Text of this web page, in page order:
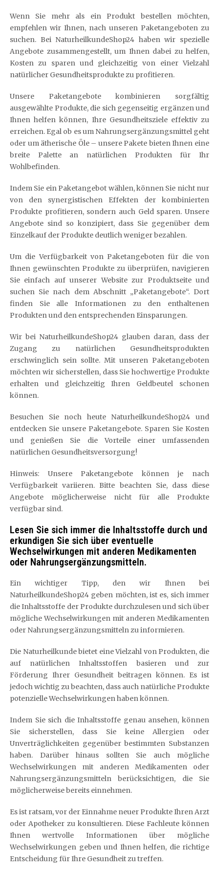
Wenn Sie mehr als ein Produkt bestellen möchten,
empfehlen wir Ihnen, nach unseren Paketangeboten zu
suchen. Bei NaturheilkundeShop24 haben wir spezielle
Angebote zusammengestellt, um Ihnen dabei zu helfen,
Kosten zu sparen und gleichzeitig von einer Vielzahl
natürlicher Gesundheitsprodukte zu profitieren.
Unsere Paketangebote kombinieren sorgfältig
ausgewählte Produkte, die sich gegenseitig ergänzen und
Ihnen helfen können, Ihre Gesundheitsziele effektiv zu
erreichen. Egal ob es um Nahrungsergänzungsmittel geht
oder um ätherische Öle – unsere Pakete bieten Ihnen eine
breite Palette an natürlichen Produkten für Ihr
Wohlbefinden.
Indem Sie ein Paketangebot wählen, können Sie nicht nur
von den synergistischen Effekten der kombinierten
Produkte profitieren, sondern auch Geld sparen. Unsere
Angebote sind so konzipiert, dass Sie gegenüber dem
Einzelkauf der Produkte deutlich weniger bezahlen.
Um die Verfügbarkeit von Paketangeboten für die von
Ihnen gewünschten Produkte zu überprüfen, navigieren
Sie einfach auf unserer Website zur Produktseite und
suchen Sie nach dem Abschnitt „Paketangebote“. Dort
finden Sie alle Informationen zu den enthaltenen
Produkten und den entsprechenden Einsparungen.
Wir bei NaturheilkundeShop24 glauben daran, dass der
Zugang zu natürlichen Gesundheitsprodukten
erschwinglich sein sollte. Mit unseren Paketangeboten
möchten wir sicherstellen, dass Sie hochwertige Produkte
erhalten und gleichzeitig Ihren Geldbeutel schonen
können.
Besuchen Sie noch heute NaturheilkundeShop24 und
entdecken Sie unsere Paketangebote. Sparen Sie Kosten
und genießen Sie die Vorteile einer umfassenden
natürlichen Gesundheitsversorgung!
Hinweis: Unsere Paketangebote können je nach
Verfügbarkeit variieren. Bitte beachten Sie, dass diese
Angebote möglicherweise nicht für alle Produkte
verfügbar sind.
Lesen Sie sich immer die Inhaltsstoffe durch und
erkundigen Sie sich über eventuelle
Wechselwirkungen mit anderen Medikamenten
oder Nahrungsergänzungsmitteln.
Ein wichtiger Tipp, den wir Ihnen bei
NaturheilkundeShop24 geben möchten, ist es, sich immer
die Inhaltsstoffe der Produkte durchzulesen und sich über
mögliche Wechselwirkungen mit anderen Medikamenten
oder Nahrungsergänzungsmitteln zu informieren.
Die Naturheilkunde bietet eine Vielzahl von Produkten, die
auf natürlichen Inhaltsstoffen basieren und zur
Förderung Ihrer Gesundheit beitragen können. Es ist
jedoch wichtig zu beachten, dass auch natürliche Produkte
potenzielle Wechselwirkungen haben können.
Indem Sie sich die Inhaltsstoffe genau ansehen, können
Sie sicherstellen, dass Sie keine Allergien oder
Unverträglichkeiten gegenüber bestimmten Substanzen
haben. Darüber hinaus sollten Sie auch mögliche
Wechselwirkungen mit anderen Medikamenten oder
Nahrungsergänzungsmitteln berücksichtigen, die Sie
möglicherweise bereits einnehmen.
Es ist ratsam, vor der Einnahme neuer Produkte Ihren Arzt
oder Apotheker zu konsultieren. Diese Fachleute können
Ihnen wertvolle Informationen über mögliche
Wechselwirkungen geben und Ihnen helfen, die richtige
Entscheidung für Ihre Gesundheit zu treffen.